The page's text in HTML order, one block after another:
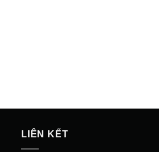
LIÊN KẾT